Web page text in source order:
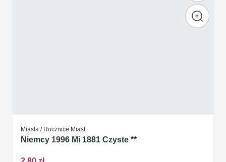
Miasta / Rocznice Miast
Niemcy 1996 Mi 1881 Czyste **